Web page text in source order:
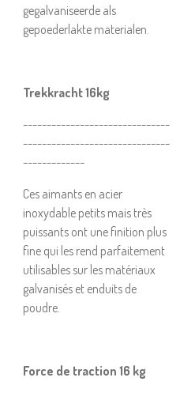
gegalvaniseerde als
gepoederlakte materialen.
Trekkracht 16kg
-------------------------------
-------------------------------
-------------
Ces aimants en acier
inoxydable petits mais très
puissants ont une finition plus
fine qui les rend parfaitement
utilisables sur les matériaux
galvanisés et enduits de
poudre.
Force de traction 16 kg